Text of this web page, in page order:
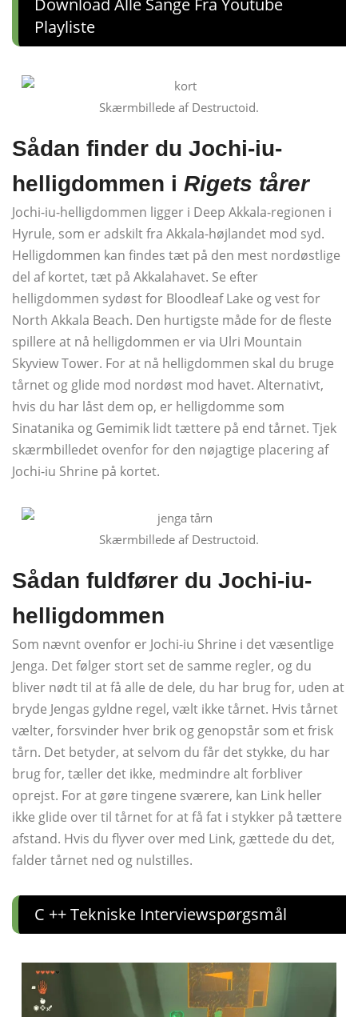
Playliste
Skærmbillede af Destructoid.
Sådan finder du Jochi-iu-
helligdommen i Rigets tårer
Jochi-iu-helligdommen ligger i Deep Akkala-regionen i
Hyrule, som er adskilt fra Akkala-højlandet mod syd.
Helligdommen kan findes tæt på den mest nordøstlige
del af kortet, tæt på Akkalahavet. Se efter
helligdommen sydøst for Bloodleaf Lake og vest for
North Akkala Beach. Den hurtigste måde for de fleste
spillere at nå helligdommen er via Ulri Mountain
Skyview Tower. For at nå helligdommen skal du bruge
tårnet og glide mod nordøst mod havet. Alternativt,
hvis du har låst dem op, er helligdomme som
Sinatanika og Gemimik lidt tættere på end tårnet. Tjek
skærmbilledet ovenfor for den nøjagtige placering af
Jochi-iu Shrine på kortet.
Skærmbillede af Destructoid.
Sådan fuldfører du Jochi-iu-
helligdommen
Som nævnt ovenfor er Jochi-iu Shrine i det væsentlige
Jenga. Det følger stort set de samme regler, og du
bliver nødt til at få alle de dele, du har brug for, uden at
bryde Jengas gyldne regel, vælt ikke tårnet. Hvis tårnet
vælter, forsvinder hver brik og genopstår som et frisk
tårn. Det betyder, at selvom du får det stykke, du har
brug for, tæller det ikke, medmindre alt forbliver
oprejst. For at gøre tingene sværere, kan Link heller
ikke glide over til tårnet for at få fat i stykker på tættere
afstand. Hvis du flyver over med Link, gættede du det,
falder tårnet ned og nulstilles.
C ++ Tekniske Interviewspørgsmål